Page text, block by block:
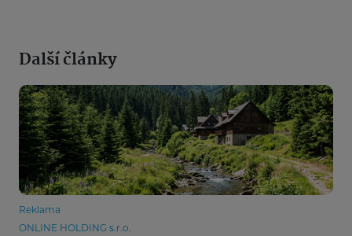
Další články
Reklama
ONLINE HOLDING s.r.o.